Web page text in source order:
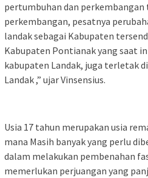
pertumbuhan dan perkembangan
perkembangan, pesatnya
landak sebagai Kabupaten
Kabupaten Pontianak yang saat
kabupaten Landak, juga terletak
Landak ,” ujar Vinsensius.
Usia 17 tahun merupakan usia
mana Masih banyak yang perlu
dalam melakukan pembenahan
memerlukan perjuangan yang